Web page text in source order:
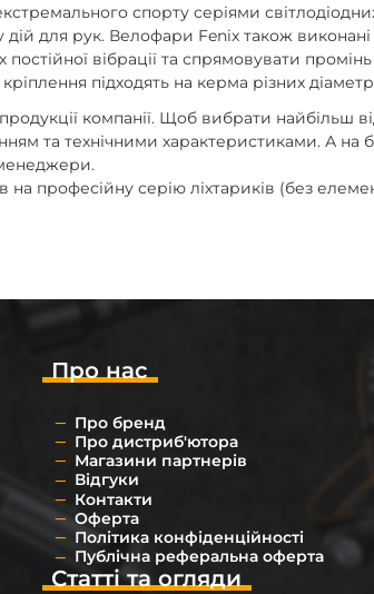
спорту серіями світлодіодних
дій для рук. Велофари Fenix також
вібрації та спрямовувати промінь
підходять на керма різних
компанії. Щоб вибрати найбільш
та технічними характеристиками. А на
на професійну серію ліхтариків (без
Про нас
Про бренд
Про дистриб'ютора
Магазини партнерів
Відгуки
Контакти
Оферта
Політика конфіденційності
Публічна реферальна оферта
Статті та огляди